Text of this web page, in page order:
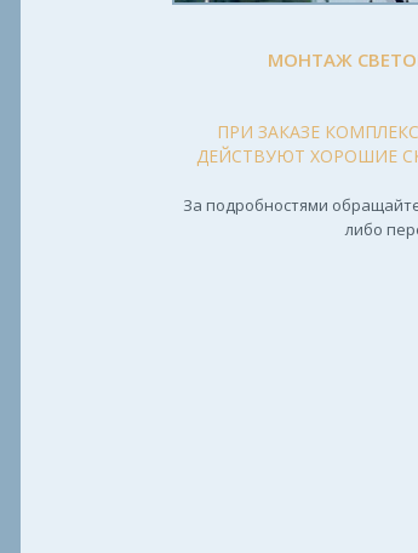
МОНТАЖ
ПРИ ЗАКАЗЕ
ДЕЙСТВУЮТ ХОРОШИЕ
За подробностями
либо